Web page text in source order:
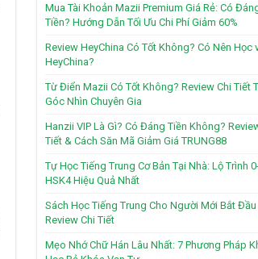
Mua Tài Khoản Mazii Premium Giá Rẻ: Có
Tiền? Hướng Dẫn Tối Ưu Chi Phí Giảm 60%
Review HeyChina Có Tốt Không? Có Nên Học
HeyChina?
Từ Điển Mazii Có Tốt Không? Review Chi Tiết
Góc Nhìn Chuyên Gia
Hanzii VIP Là Gì? Có Đáng Tiền Không?
Tiết & Cách Săn Mã Giảm Giá TRUNG88
Tự Học Tiếng Trung Cơ Bản Tại Nhà: Lộ Trình
HSK4 Hiệu Quả Nhất
Sách Học Tiếng Trung Cho Người Mới Bắt Đầu
Review Chi Tiết
Mẹo Nhớ Chữ Hán Lâu Nhất: 7 Phương Pháp